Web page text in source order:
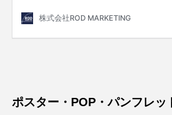
ポスター・POP・パンフレッ